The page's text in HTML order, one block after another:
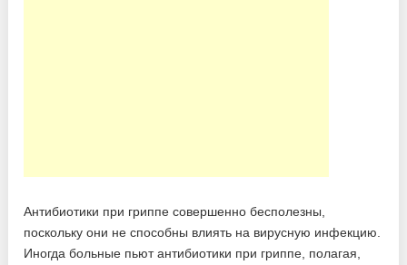
Антибиотики при гриппе совершенно бесполезны,
поскольку они не способны влиять на вирусную инфекцию.
Иногда больные пьют антибиотики при гриппе, полагая,